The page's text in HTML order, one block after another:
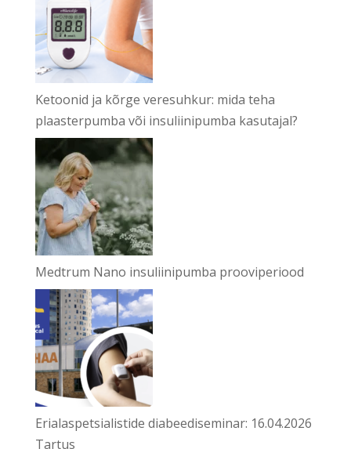
Ketoonid ja kõrge veresuhkur: mida teha
plaasterpumba või insuliinipumba kasutajal?
Medtrum Nano insuliinipumba prooviperiood
Erialaspetsialistide diabeediseminar: 16.04.2026
Tartus